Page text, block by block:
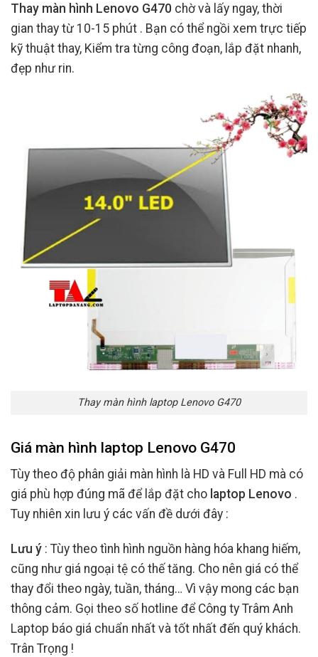
Thay màn hình Lenovo G470 chờ và lấy ngay, thời
gian thay từ 10-15 phút . Bạn có thể ngồi xem trực tiếp
kỹ thuật thay, Kiểm tra từng công đoạn, lắp đặt nhanh,
đẹp như rin.
Thay màn hình laptop Lenovo G470
Giá màn hình laptop Lenovo G470
Tùy theo độ phân giải màn hình là HD và Full HD mà có
giá phù hợp đúng mã để lắp đặt cho laptop Lenovo .
Tuy nhiên xin lưu ý các vấn đề dưới đây :
Lưu ý : Tùy theo tình hình nguồn hàng hóa khang hiếm,
cũng như giá ngoại tệ có thế tăng. Cho nên giá có thể
thay đổi theo ngày, tuần, tháng… Vì vậy mong các bạn
thông cảm. Gọi theo số hotline để Công ty Trâm Anh
Laptop báo giá chuẩn nhất và tốt nhất đến quý khách.
Trân Trọng !